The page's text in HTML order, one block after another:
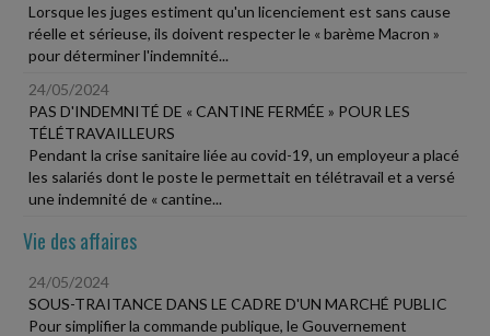
Lorsque les juges estiment qu'un licenciement est sans cause
réelle et sérieuse, ils doivent respecter le « barème Macron »
pour déterminer l'indemnité...
24/05/2024
PAS D'INDEMNITÉ DE « CANTINE FERMÉE » POUR LES
TÉLÉTRAVAILLEURS
Pendant la crise sanitaire liée au covid-19, un employeur a placé
les salariés dont le poste le permettait en télétravail et a versé
une indemnité de « cantine...
Vie des affaires
24/05/2024
SOUS-TRAITANCE DANS LE CADRE D'UN MARCHÉ PUBLIC
Pour simplifier la commande publique, le Gouvernement